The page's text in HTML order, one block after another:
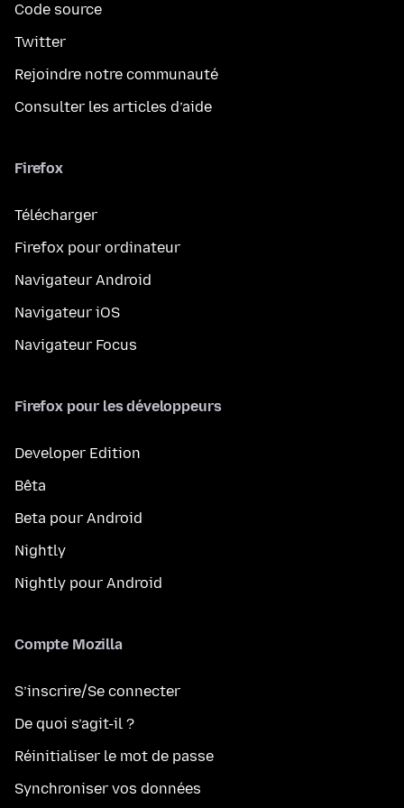
Code source
Twitter
Rejoindre notre communauté
Consulter les articles d’aide
Firefox
Télécharger
Firefox pour ordinateur
Navigateur Android
Navigateur iOS
Navigateur Focus
Firefox pour les développeurs
Developer Edition
Bêta
Beta pour Android
Nightly
Nightly pour Android
Compte Mozilla
S’inscrire/Se connecter
De quoi s’agit-il ?
Réinitialiser le mot de passe
Synchroniser vos données